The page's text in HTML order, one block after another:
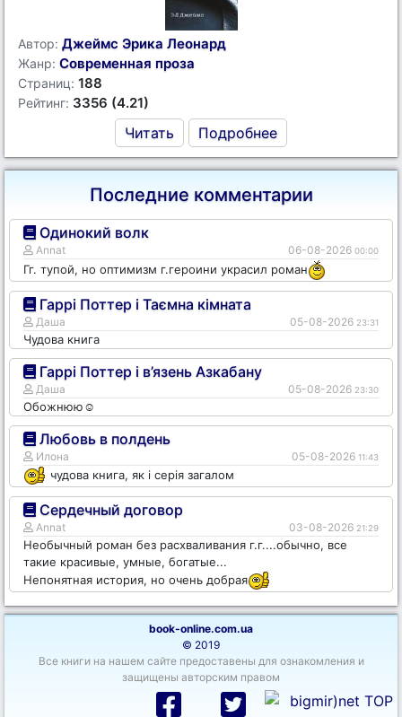
Автор: Джеймс Эрика Леонард
Жанр: Современная проза
Страниц: 188
Рейтинг: 3356 (4.21)
Читать Подробнее
Последние комментарии
Одинокий волк
Annat 06-08-2026 00:00
Гг. тупой, но оптимизм г.героини украсил роман
Гаррі Поттер і Таємна кімната
Даша 05-08-2026 23:31
Чудова книга
Гаррі Поттер і в’язень Азкабану
Даша 05-08-2026 23:30
Обожнюю☺️
Любовь в полдень
Илона 05-08-2026 11:43
чудова книга, як і серія загалом
Сердечный договор
Annat 03-08-2026 21:29
Необычный роман без расхваливания г.г....обычно, все
такие красивые, умные, богатые...
Непонятная история, но очень добрая
book-online.com.ua
© 2019
Все книги на нашем сайте предоставены для ознакомления и
защищены авторским правом